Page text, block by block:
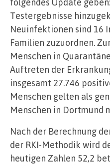
Testergebnisse
Neuinfektionen sind 16
Familien zuzuordnen.
Menschen in
Auftreten der
insgesamt 27.746
Menschen gelten als
Menschen in Dortmund
Nach der Berechnung
der RKI-Methodik wird
heutigen Zahlen 52,2